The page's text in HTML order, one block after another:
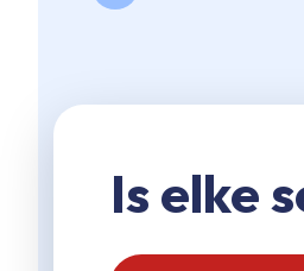
Is elke